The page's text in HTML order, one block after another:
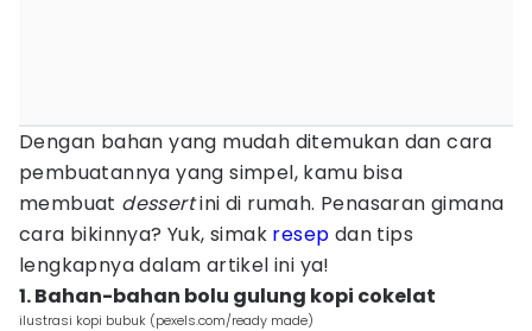
Dengan bahan yang mudah ditemukan dan cara
pembuatannya yang simpel, kamu bisa
membuat dessertini di rumah. Penasaran gimana
cara bikinnya? Yuk, simak resep dan tips
lengkapnya dalam artikel ini ya!
1. Bahan-bahan bolu gulung kopi cokelat
ilustrasi kopi bubuk (pexels.com/ready made)